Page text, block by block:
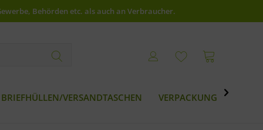
Behörden etc. als auch an Verbraucher.
BRIEFHÜLLEN/VERSANDTASCHEN VERPACKUNG 